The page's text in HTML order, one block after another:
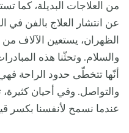
من العلاجات البديلة، كما
الظهران، يستعين الآلاف
والسلام. وتحثّنا هذه
أنّها تتخطّى حدود الراحة فهي
والتواصل. وفي أحيان
عندما نسمح لأنفسنا بكسر